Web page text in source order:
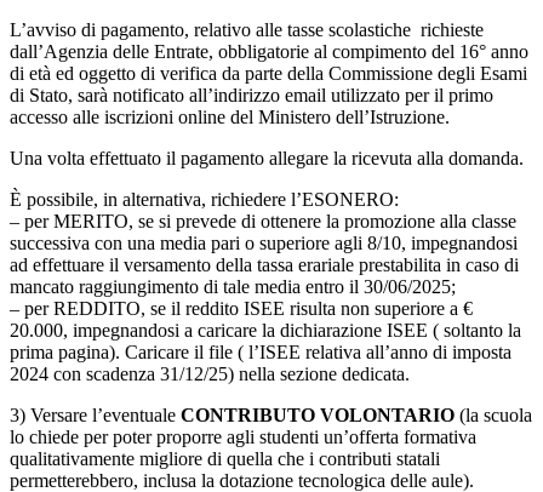
L’avviso di pagamento, relativo alle tasse scolastiche richieste
dall’Agenzia delle Entrate, obbligatorie al compimento del 16° anno
di età ed oggetto di verifica da parte della Commissione degli Esami
di Stato, sarà notificato all’indirizzo email utilizzato per il primo
accesso alle iscrizioni online del Ministero dell’Istruzione.
Una volta effettuato il pagamento allegare la ricevuta alla domanda.
È possibile, in alternativa, richiedere l’ESONERO:
– per MERITO, se si prevede di ottenere la promozione alla classe
successiva con una media pari o superiore agli 8/10, impegnandosi
ad effettuare il versamento della tassa erariale prestabilita in caso di
mancato raggiungimento di tale media entro il 30/06/2025;
– per REDDITO, se il reddito ISEE risulta non superiore a €
20.000, impegnandosi a caricare la dichiarazione ISEE ( soltanto la
prima pagina). Caricare il file ( l’ISEE relativa all’anno di imposta
2024 con scadenza 31/12/25) nella sezione dedicata.
3) Versare l’eventuale CONTRIBUTO VOLONTARIO (la scuola
lo chiede per poter proporre agli studenti un’offerta formativa
qualitativamente migliore di quella che i contributi statali
permetterebbero, inclusa la dotazione tecnologica delle aule).